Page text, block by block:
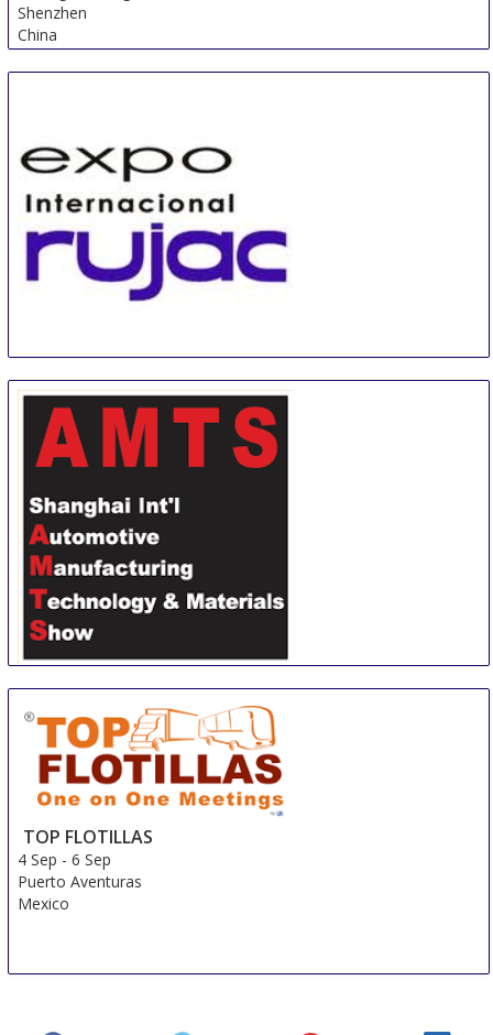
Shenzhen
China
1 Sep-1 Sep
Guadalajara
Mexico
Technology & Material Show
3 Sep-6 Sep
Shanghai
China
TOP FLOTILLAS
4 Sep -6 Sep
Puerto Aventuras
Mexico